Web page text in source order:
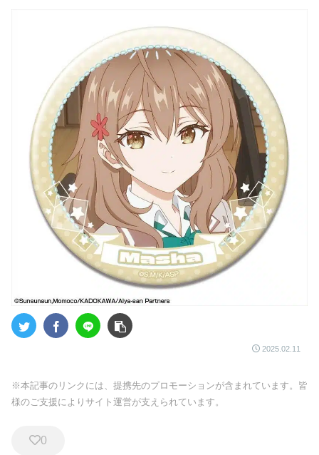
2025.02.11
※本記事のリンクには、提携先のプロモーションが含まれています。皆
様のご支援によりサイト運営が支えられています。
0